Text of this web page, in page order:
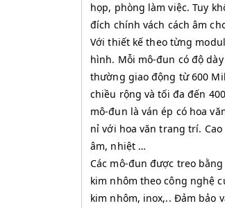
họp, phòng làm việc. Tuy
đích chính vách cách âm
Với thiết kế theo từng
hình. Mỗi mô-đun có độ
thường giao động từ 600
chiều rộng và tối đa đến
mô-đun là ván ép có hoa
nỉ với hoa văn trang trí.
âm, nhiệt …
Các mô-đun được treo
kim nhôm theo công nghệ
kim nhôm, inox,.. Đảm bảo